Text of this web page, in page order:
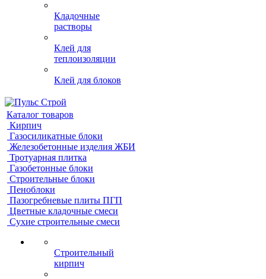
Кладочные
растворы
Клей для
теплоизоляции
Клей для блоков
Каталог товаров
Кирпич
Газосиликатные блоки
Железобетонные изделия ЖБИ
Тротуарная плитка
Газобетонные блоки
Строительные блоки
Пеноблоки
Пазогребневые плиты ПГП
Цветные кладочные смеси
Сухие строительные смеси
Строительный
кирпич